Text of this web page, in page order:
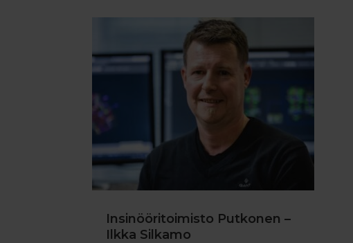
Insinööritoimisto Putkonen –
Ilkka Silkamo